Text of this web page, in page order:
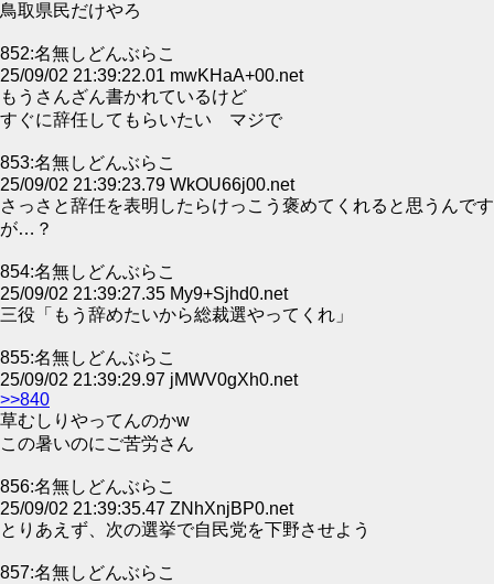
鳥取県民だけやろ
852:名無しどんぶらこ
25/09/02 21:39:22.01 mwKHaA+00.net
もうさんざん書かれているけど
すぐに辞任してもらいたい マジで
853:名無しどんぶらこ
25/09/02 21:39:23.79 WkOU66j00.net
さっさと辞任を表明したらけっこう褒めてくれると思うんです
が…？
854:名無しどんぶらこ
25/09/02 21:39:27.35 My9+Sjhd0.net
三役「もう辞めたいから総裁選やってくれ」
855:名無しどんぶらこ
25/09/02 21:39:29.97 jMWV0gXh0.net
>>840
草むしりやってんのかw
この暑いのにご苦労さん
856:名無しどんぶらこ
25/09/02 21:39:35.47 ZNhXnjBP0.net
とりあえず、次の選挙で自民党を下野させよう
857:名無しどんぶらこ